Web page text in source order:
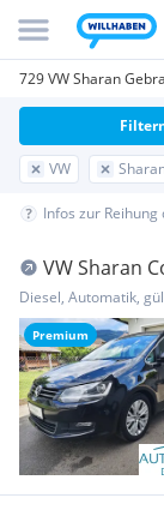
729 VW Sharan
VW
Infos zur
Premium
VW Sharan
Diesel, Automatik,